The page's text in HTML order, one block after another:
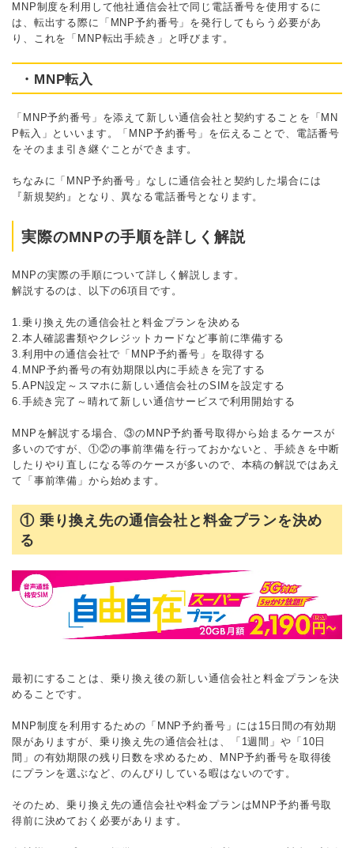
MNP制度を利用して他社通信会社で同じ電話番号を使用するに
は、転出する際に「MNP予約番号」を発行してもらう必要があ
り、これを「MNP転出手続き」と呼びます。
・MNP転入
「MNP予約番号」を添えて新しい通信会社と契約することを「MN
P転入」といいます。「MNP予約番号」を伝えることで、電話番号
をそのまま引き継ぐことができます。
ちなみに「MNP予約番号」なしに通信会社と契約した場合には
『新規契約』となり、異なる電話番号となります。
実際のMNPの手順を詳しく解説
MNPの実際の手順について詳しく解説します。
解説するのは、以下の6項目です。
1.乗り換え先の通信会社と料金プランを決める
2.本人確認書類やクレジットカードなど事前に準備する
3.利用中の通信会社で「MNP予約番号」を取得する
4.MNP予約番号の有効期限以内に手続きを完了する
5.APN設定～スマホに新しい通信会社のSIMを設定する
6.手続き完了～晴れて新しい通信サービスで利用開始する
MNPを解説する場合、③のMNP予約番号取得から始まるケースが
多いのですが、①②の事前準備を行っておかないと、手続きを中断
したりやり直しになる等のケースが多いので、本稿の解説ではあえ
て「事前準備」から始めます。
① 乗り換え先の通信会社と料金プランを決め
る
最初にすることは、乗り換え後の新しい通信会社と料金プランを決
めることです。
MNP制度を利用するための「MNP予約番号」には15日間の有効期
限がありますが、乗り換え先の通信会社は、「1週間」や「10日
間」の有効期限の残り日数を求めるため、MNP予約番号を取得後
にプランを選ぶなど、のんびりしている暇はないのです。
そのため、乗り換え先の通信会社や料金プランはMNP予約番号取
得前に決めておく必要があります。